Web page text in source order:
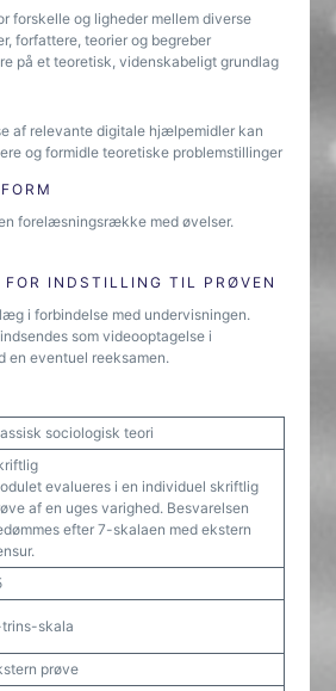
forskelle og ligheder mellem diverse
forfattere, teorier og begreber
på et teoretisk, videnskabeligt grundlag
af relevante digitale hjælpemidler kan
og formidle teoretiske problemstillinger
forelæsningsrække med øvelser.
INDSTILLING TIL PRØVEN
i forbindelse med undervisningen.
som videooptagelse i
en eventuel reeksamen.
sociologisk teori
evalueres i en individuel skriftlig
af en uges varighed. Besvarelsen
efter 7-skalaen med ekstern
skala
prøve